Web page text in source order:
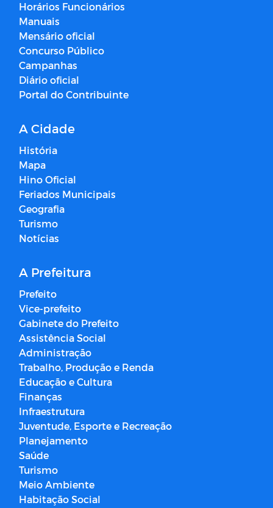
Horários Funcionários
Manuais
Mensário oficial
Concurso Público
Campanhas
Diário oficial
Portal do Contribuinte
A Cidade
História
Mapa
Hino Oficial
Feriados Municipais
Geografia
Turismo
Notícias
A Prefeitura
Prefeito
Vice-prefeito
Gabinete do Prefeito
Assistência Social
Administração
Trabalho, Produção e Renda
Educação e Cultura
Finanças
Infraestrutura
Juventude, Esporte e Recreação
Planejamento
Saúde
Turismo
Meio Ambiente
Habitação Social